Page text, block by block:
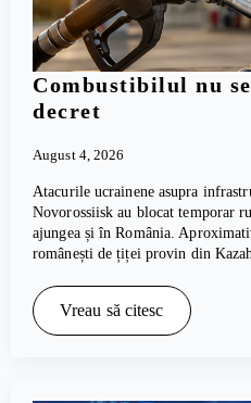
Combustibilul nu
decret
August 4, 2026
Atacurile ucrainene asupra
Novorossiisk au blocat temporar
ajungea și în România.
românești de țiței provin din
Vreau să citesc